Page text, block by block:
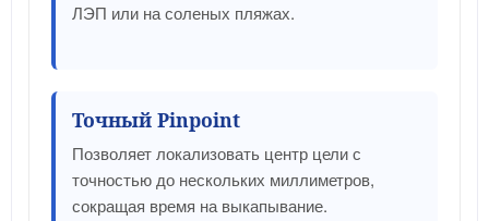
ЛЭП или на соленых пляжах.
Точный Pinpoint
Позволяет локализовать центр цели с
точностью до нескольких миллиметров,
сокращая время на выкапывание.